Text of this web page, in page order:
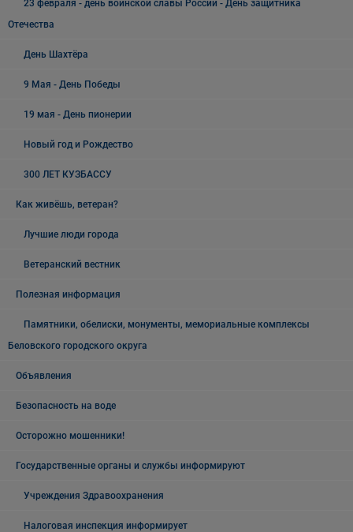
23 февраля - день воинской славы России - День защитника
Отечества
День Шахтёра
9 Мая - День Победы
19 мая - День пионерии
Новый год и Рождество
300 ЛЕТ КУЗБАССУ
Как живёшь, ветеран?
Лучшие люди города
Ветеранский вестник
Полезная информация
Памятники, обелиски, монументы, мемориальные комплексы
Беловского городского округа
Объявления
Безопасность на воде
Осторожно мошенники!
Государственные органы и службы информируют
Учреждения Здравоохранения
Налоговая инспекция информирует